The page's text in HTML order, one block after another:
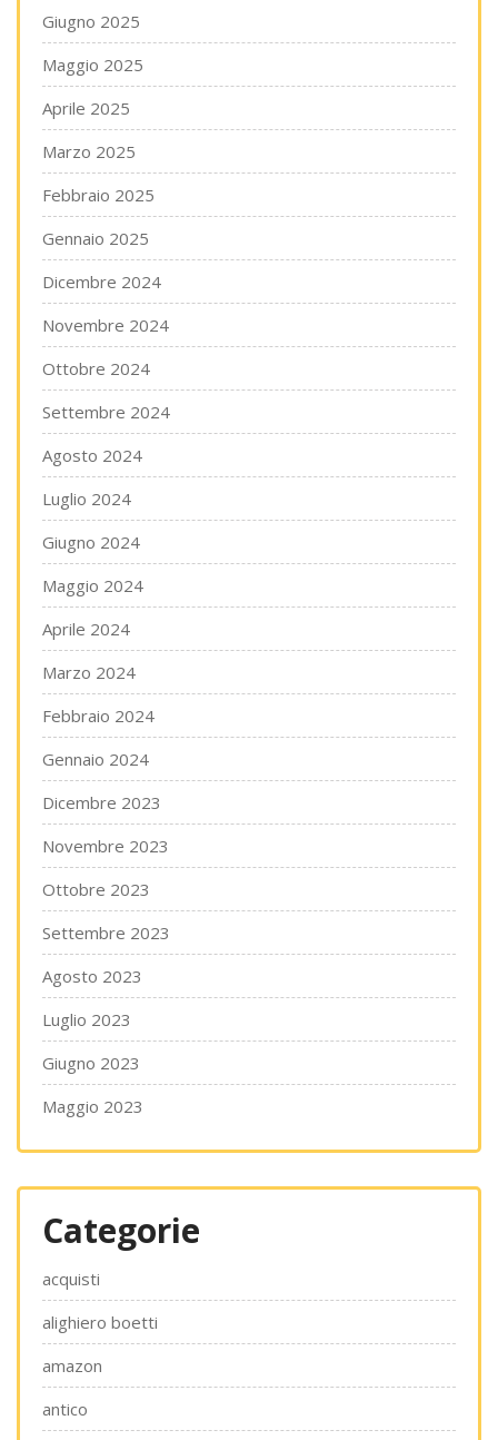
Giugno 2025
Maggio 2025
Aprile 2025
Marzo 2025
Febbraio 2025
Gennaio 2025
Dicembre 2024
Novembre 2024
Ottobre 2024
Settembre 2024
Agosto 2024
Luglio 2024
Giugno 2024
Maggio 2024
Aprile 2024
Marzo 2024
Febbraio 2024
Gennaio 2024
Dicembre 2023
Novembre 2023
Ottobre 2023
Settembre 2023
Agosto 2023
Luglio 2023
Giugno 2023
Maggio 2023
Categorie
acquisti
alighiero boetti
amazon
antico